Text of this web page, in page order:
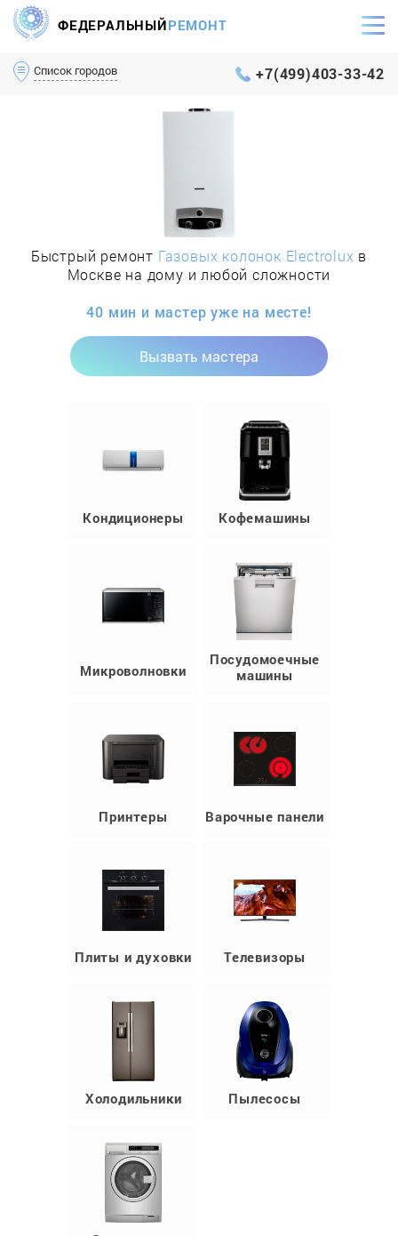
ФЕДЕРАЛЬНЫЙРЕМОНТ
Список городов +7(499)403-33-42
Быстрый ремонт Газовых колонок Electrolux в
Москве на дому и любой сложности
40 мин и мастер уже на месте!
Вызвать мастера
Кондиционеры Кофемашины
Микроволновки
Посудомоечные
машины
Принтеры Варочные панели
Плиты и духовки Телевизоры
Холодильники Пылесосы